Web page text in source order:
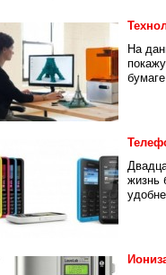
На
жизнь